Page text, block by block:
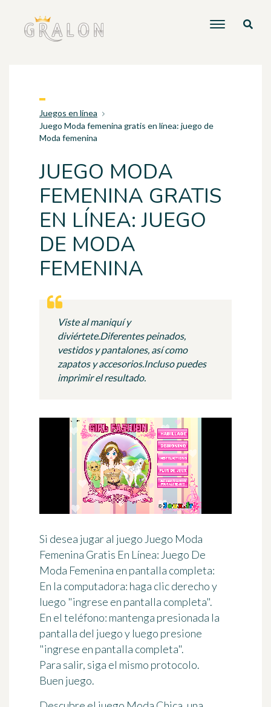
Juegos en línea
Juego Moda femenina gratis en línea: juego de
Moda femenina
JUEGO MODA
FEMENINA GRATIS
EN LÍNEA: JUEGO
DE MODA
FEMENINA
Viste al maniquí y
diviértete.Diferentes peinados,
vestidos y pantalones, así como
zapatos y accesorios.Incluso puedes
imprimir el resultado.
Si desea jugar al juego Juego Moda
Femenina Gratis En Línea: Juego De
Moda Femenina en pantalla completa:
En la computadora: haga clic derecho y
luego "ingrese en pantalla completa".
En el teléfono: mantenga presionada la
pantalla del juego y luego presione
"ingrese en pantalla completa".
Para salir, siga el mismo protocolo.
Buen juego.